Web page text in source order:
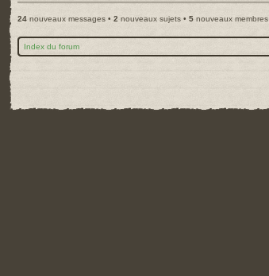
24 nouveaux messages • 2 nouveaux sujets • 5 nouveaux membres
Index du forum